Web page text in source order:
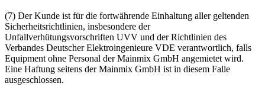
(7) Der Kunde ist für die fortwährende Einhaltung aller geltenden
Sicherheitsrichtlinien, insbesondere der
Unfallverhütungsvorschriften UVV und der Richtlinien des
Verbandes Deutscher Elektroingenieure VDE verantwortlich, falls
Equipment ohne Personal der Mainmix GmbH angemietet wird.
Eine Haftung seitens der Mainmix GmbH ist in diesem Falle
ausgeschlossen.